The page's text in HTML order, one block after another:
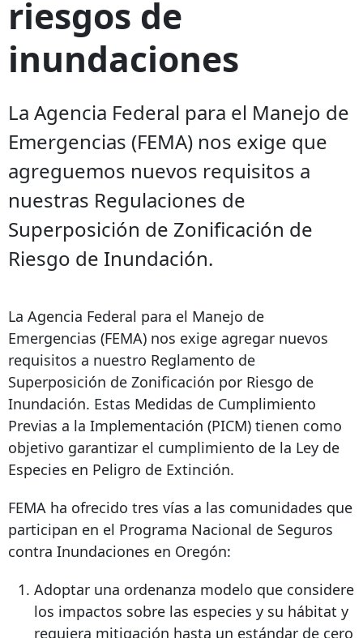
riesgos de
inundaciones
La Agencia Federal para el Manejo de
Emergencias (FEMA) nos exige que
agreguemos nuevos requisitos a
nuestras Regulaciones de
Superposición de Zonificación de
Riesgo de Inundación.
La Agencia Federal para el Manejo de
Emergencias (FEMA) nos exige agregar nuevos
requisitos a nuestro Reglamento de
Superposición de Zonificación por Riesgo de
Inundación. Estas Medidas de Cumplimiento
Previas a la Implementación (PICM) tienen como
objetivo garantizar el cumplimiento de la Ley de
Especies en Peligro de Extinción.
FEMA ha ofrecido tres vías a las comunidades que
participan en el Programa Nacional de Seguros
contra Inundaciones en Oregón:
Adoptar una ordenanza modelo que considere
los impactos sobre las especies y su hábitat y
requiera mitigación hasta un estándar de cero